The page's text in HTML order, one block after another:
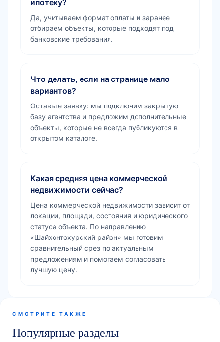
ипотеку?
Да, учитываем формат оплаты и заранее
отбираем объекты, которые подходят под
банковские требования.
Что делать, если на странице мало
вариантов?
Оставьте заявку: мы подключим закрытую
базу агентства и предложим дополнительные
объекты, которые не всегда публикуются в
открытом каталоге.
Какая средняя цена коммерческой
недвижимости сейчас?
Цена коммерческой недвижимости зависит от
локации, площади, состояния и юридического
статуса объекта. По направлению
«Шайхонтохурский район» мы готовим
сравнительный срез по актуальным
предложениям и помогаем согласовать
лучшую цену.
СМОТРИТЕ ТАКЖЕ
Популярные разделы